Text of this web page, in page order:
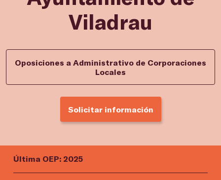
Viladrau
Oposiciones a Administrativo de Corporaciones
Locales
Solicitar información
Última OEP: 2025